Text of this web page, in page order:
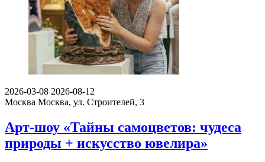
2026-03-08 2026-08-12
Москва Москва, ул. Строителей, 3
Арт-шоу «Тайны самоцветов: чудеса
природы + искусство ювелира»